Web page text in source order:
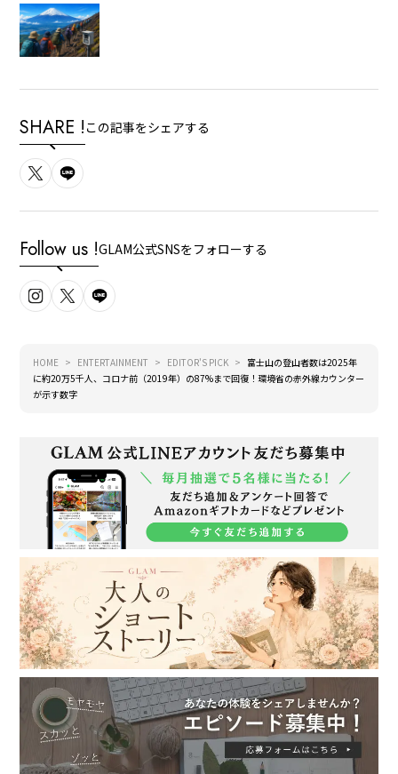
SHARE ! この記事をシェアする
Follow us !GLAM公式SNSをフォローする
HOME ENTERTAINMENT EDITOR'S PICK
富士山の登山者数は2025年
に約20万5千人、コロナ前（2019年）の87%まで回復！環境省の赤外線カウンター
が示す数字